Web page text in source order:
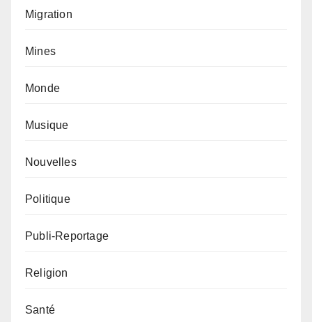
Migration
Mines
Monde
Musique
Nouvelles
Politique
Publi-Reportage
Religion
Santé